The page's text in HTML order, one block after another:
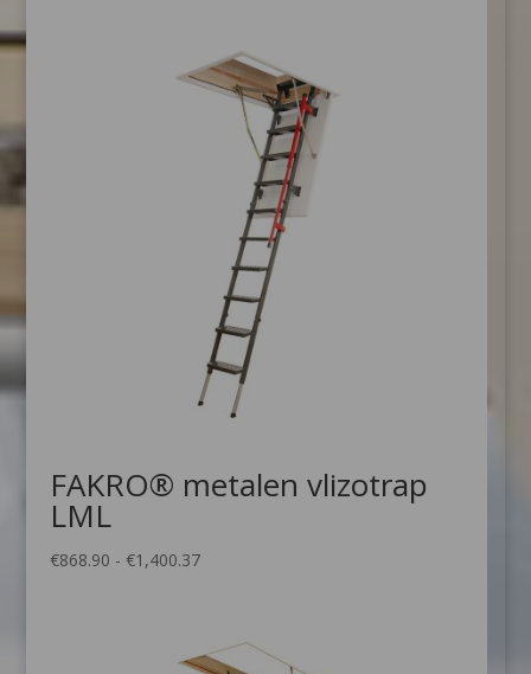
€1,983.40
FAKRO® metalen vlizotrap
LML
€868.90 - €1,400.37Prijsklasse:
€1,400.37